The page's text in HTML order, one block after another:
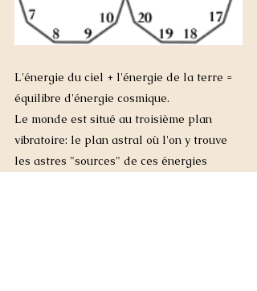
L'énergie du ciel + l'énergie de la terre =
équilibre d'énergie cosmique.
Le monde est situé au troisième plan
vibratoire: le plan astral où l'on y trouve
les astres "sources" de ces énergies